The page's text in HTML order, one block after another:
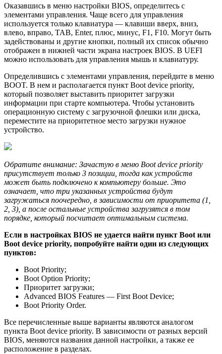
Оказавшись в меню настройки BIOS, определитесь с
элементами управления. Чаще всего для управления
используется только клавиатура — клавиши вверх, вниз,
влево, вправо, TAB, Enter, плюс, минус, F1, F10. Могут быть
задействованы и другие кнопки, полный их список обычно
отображен в нижней части экрана настроек BIOS. В UEFI
можно использовать для управления мышь и клавиатуру.
Определившись с элементами управления, перейдите в меню
BOOT. В нем и располагается пункт Boot device priority,
который позволяет выставить приоритет загрузки
информации при старте компьютера. Чтобы установить
операционную систему с загрузочной флешки или диска,
переместите на приоритетное место загрузки нужное
устройство.
Обратите внимание: Зачастую в меню Boot device priority
присутствует только 3 позиции, тогда как устройств
может быть подключено к компьютеру больше. Это
означает, что три указанных устройства будут
загружаться поочередно, в зависимости от приоритета (1,
2, 3), а после остальные устройства загрузятся в том
порядке, который посчитает оптимальным система.
Если в настройках BIOS не удается найти пункт Boot или
Boot device priority, попробуйте найти один из следующих
пунктов:
Boot Priority;
Boot Option Priority;
Приоритет загрузки;
Advanced BIOS Features — First Boot Device;
Boot Priority Order.
Все перечисленные выше варианты являются аналогом
пункта Boot device priority. В зависимости от разных версий
BIOS, меняются названия данной настройки, а также ее
расположение в разделах.